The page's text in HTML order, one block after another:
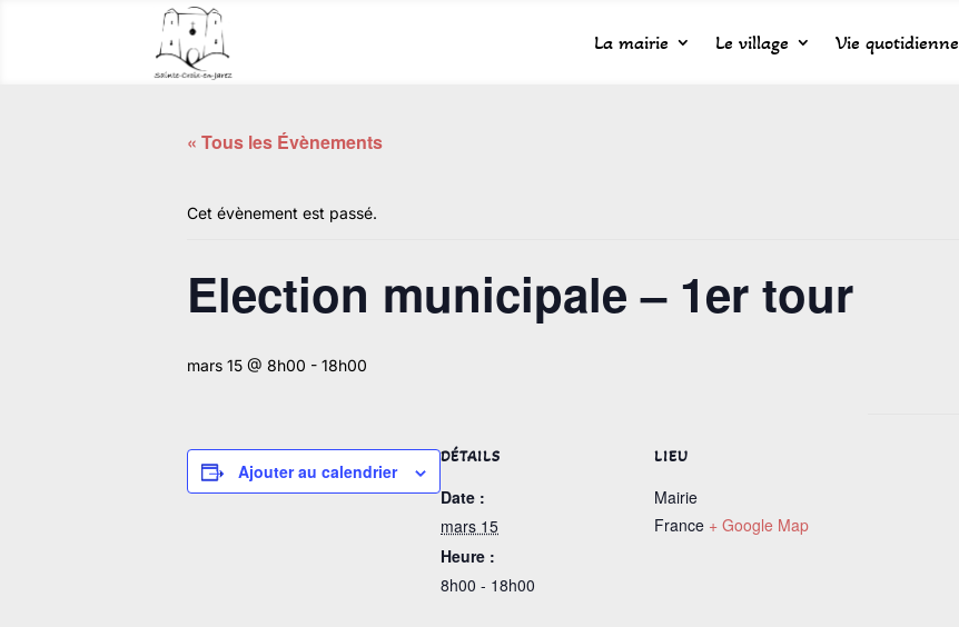
La mairie Le village Vie quotidienne
« Tous les Évènements
Cet évènement est passé.
Election municipale – 1er tour
mars 15 @ 8h00 - 18h00
Ajouter au calendrier
DÉTAILS
Date :
mars 15
Heure :
8h00 - 18h00
LIEU
Mairie
France + Google Map